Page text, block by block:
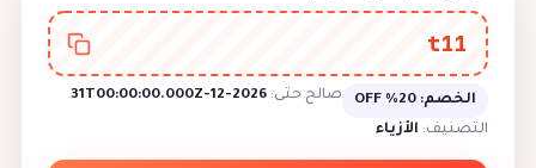
t11
الخصم: 20% OFF صالح حتى: 2026-12-31T00:00:00.000Z
التصنيف: الأزياء